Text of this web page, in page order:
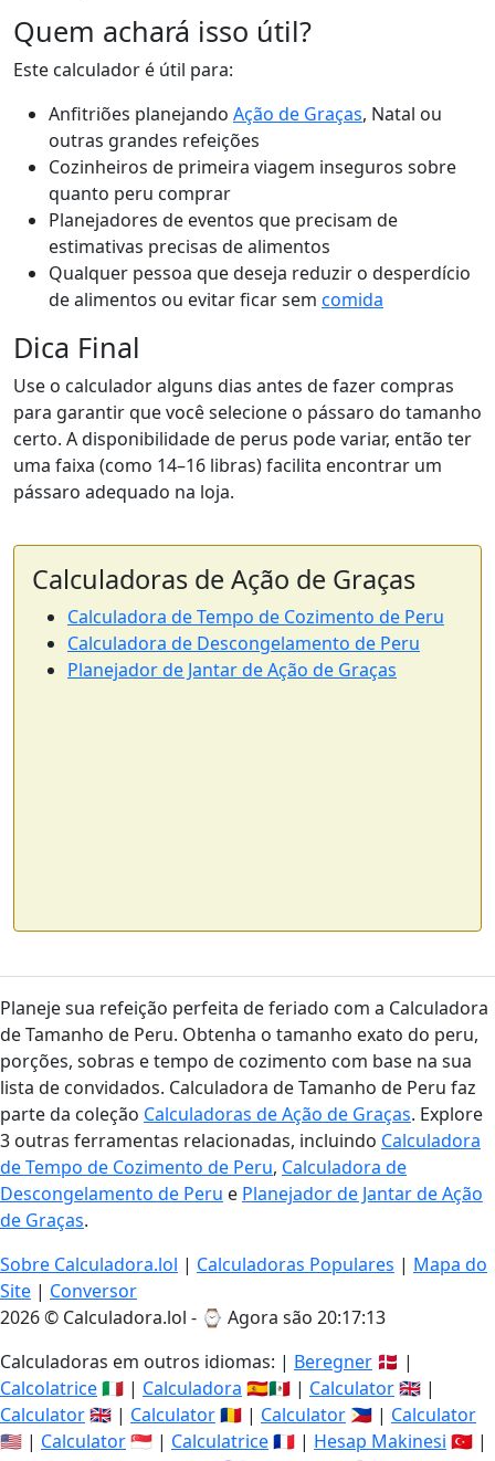
Quem achará isso útil?
Este calculador é útil para:
Anfitriões planejando Ação de Graças, Natal ou
outras grandes refeições
Cozinheiros de primeira viagem inseguros sobre
quanto peru comprar
Planejadores de eventos que precisam de
estimativas precisas de alimentos
Qualquer pessoa que deseja reduzir o desperdício
de alimentos ou evitar ficar sem comida
Dica Final
Use o calculador alguns dias antes de fazer compras
para garantir que você selecione o pássaro do tamanho
certo. A disponibilidade de perus pode variar, então ter
uma faixa (como 14–16 libras) facilita encontrar um
pássaro adequado na loja.
Calculadoras de Ação de Graças
Calculadora de Tempo de Cozimento de Peru
Calculadora de Descongelamento de Peru
Planejador de Jantar de Ação de Graças
Planeje sua refeição perfeita de feriado com a Calculadora
de Tamanho de Peru. Obtenha o tamanho exato do peru,
porções, sobras e tempo de cozimento com base na sua
lista de convidados. Calculadora de Tamanho de Peru faz
parte da coleção Calculadoras de Ação de Graças. Explore
3 outras ferramentas relacionadas, incluindo Calculadora
de Tempo de Cozimento de Peru, Calculadora de
Descongelamento de Peru e Planejador de Jantar de Ação
de Graças.
Sobre Calculadora.lol | Calculadoras Populares | Mapa do
Site | Conversor
2026 © Calculadora.lol - ⌚ Agora são 20:17:14
Calculadoras em outros idiomas: | Beregner 🇩🇰 |
Calcolatrice🇮🇹 | Calculadora 🇪🇸🇲🇽 | Calculator🇬🇧 |
Calculator🇬🇧 | Calculator🇷🇴 | Calculator 🇵🇭 | Calculator
🇺🇸 | Calculator🇸🇬 | Calculatrice🇫🇷 | Hesap Makinesi 🇹🇷 |